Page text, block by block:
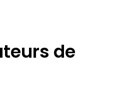
de